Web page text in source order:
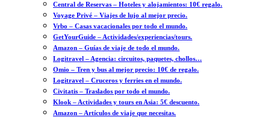
Central de Reservas – Hoteles y alojamientos: 10€ regalo.
Voyage Privé – Viajes de lujo al mejor precio.
Vrbo – Casas vacacionales por todo el mundo.
GetYourGuide – Actividades/experiencias/tours.
Amazon – Guías de viaje de todo el mundo.
Logitravel – Agencia: circuitos, paquetes, chollos…
Omio – Tren y bus al mejor precio: 10€ de regalo.
Logitravel – Cruceros y ferries en el mundo.
Civitatis – Traslados por todo el mundo.
Klook – Actividades y tours en Asia: 5€ descuento.
Amazon – Artículos de viaje que necesitas.